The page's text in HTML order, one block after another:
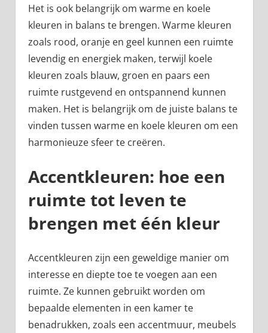
Het is ook belangrijk om warme en koele
kleuren in balans te brengen. Warme kleuren
zoals rood, oranje en geel kunnen een ruimte
levendig en energiek maken, terwijl koele
kleuren zoals blauw, groen en paars een
ruimte rustgevend en ontspannend kunnen
maken. Het is belangrijk om de juiste balans te
vinden tussen warme en koele kleuren om een
harmonieuze sfeer te creëren.
Accentkleuren: hoe een
ruimte tot leven te
brengen met één kleur
Accentkleuren zijn een geweldige manier om
interesse en diepte toe te voegen aan een
ruimte. Ze kunnen gebruikt worden om
bepaalde elementen in een kamer te
benadrukken, zoals een accentmuur, meubels